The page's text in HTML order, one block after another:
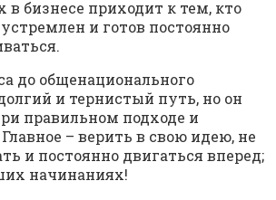
в бизнесе приходит к тем, кто
и готов постоянно
до общенационального
и тернистый путь, но он
правильном подходе и
– верить в свою идею, не
и постоянно двигаться вперед;
начинаниях!